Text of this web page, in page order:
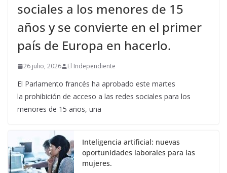
sociales a los menores de 15
años y se convierte en el primer
país de Europa en hacerlo.
26 julio, 2026 El Independiente
El Parlamento francés ha aprobado este martes
la prohibición de acceso a las redes sociales para los
menores de 15 años, una
Inteligencia artificial: nuevas
oportunidades laborales para las
mujeres.